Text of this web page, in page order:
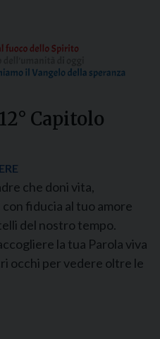
Capitolo
che doni vita,
fiducia al tuo amore
del nostro tempo.
la tua Parola viva
occhi per vedere oltre le